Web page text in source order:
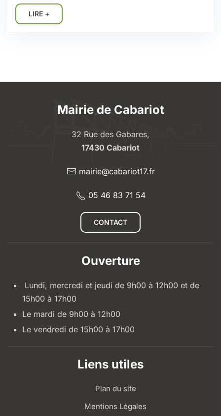
LIRE +
Mairie de Cabariot
32 Rue des Gabares,
17430 Cabariot
mairie@cabariot17.fr
05 46 83 71 54
CONTACT
Ouverture
Lundi, mercredi et jeudi de 9h00 à 12h00 et de
15h00 à 17h00
Le mardi de 9h00 à 12h00
Le vendredi de 15h00 à 17h00
Liens utiles
Plan du site
Mentions Légales